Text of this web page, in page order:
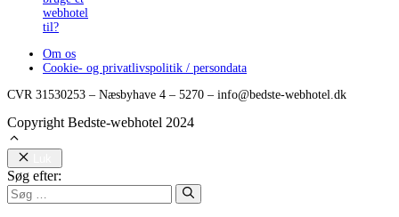
webhotel
til?
Om os
Cookie- og privatlivspolitik / persondata
CVR 31530253 – Næsbyhave 4 – 5270 – info@bedste-webhotel.dk
Copyright Bedste-webhotel 2024
Søg efter: